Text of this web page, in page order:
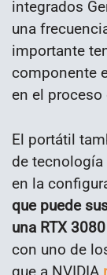
integrados
una
importante
componente
en el proceso
El portátil
de tecnología
en la
que puede
una RTX
con uno de